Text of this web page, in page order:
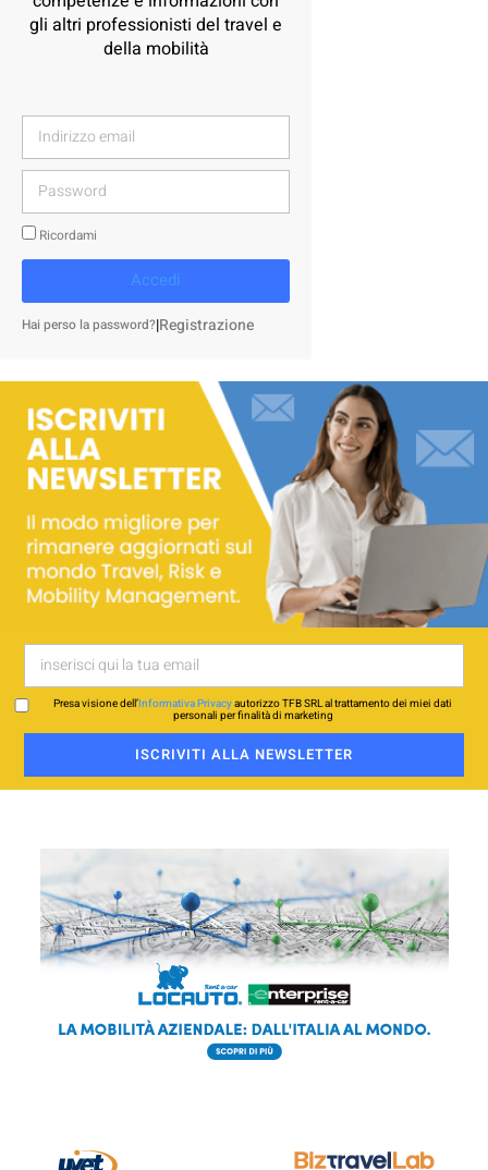
gli altri professionisti del travel e
della mobilità
Ricordami
Accedi
Hai perso la password?|Registrazione
Presa visione dell’Informativa Privacyautorizzo TFB SRL al trattamento dei miei dati
personali per finalità di marketing
ISCRIVITI ALLA NEWSLETTER